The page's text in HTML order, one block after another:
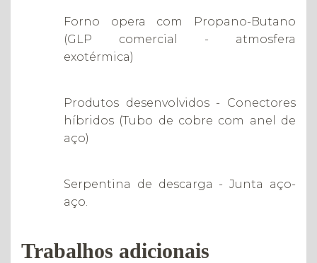
Forno opera com Propano-Butano
(GLP comercial - atmosfera
exotérmica)
Produtos desenvolvidos - Conectores
híbridos (Tubo de cobre com anel de
aço)
Serpentina de descarga - Junta aço-
aço.
Trabalhos adicionais